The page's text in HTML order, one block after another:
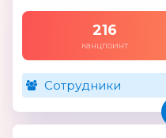
216
канцпоинт
Сотрудники